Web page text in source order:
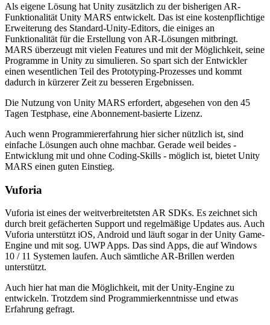
Als eigene Lösung hat Unity zusätzlich zu der bisherigen AR-
Funktionalität Unity MARS entwickelt. Das ist eine kostenpflichtige
Erweiterung des Standard-Unity-Editors, die einiges an
Funktionalität für die Erstellung von AR-Lösungen mitbringt.
MARS überzeugt mit vielen Features und mit der Möglichkeit, seine
Programme in Unity zu simulieren. So spart sich der Entwickler
einen wesentlichen Teil des Prototyping-Prozesses und kommt
dadurch in kürzerer Zeit zu besseren Ergebnissen.
Die Nutzung von Unity MARS erfordert, abgesehen von den 45
Tagen Testphase, eine Abonnement-basierte Lizenz.
Auch wenn Programmiererfahrung hier sicher nützlich ist, sind
einfache Lösungen auch ohne machbar. Gerade weil beides -
Entwicklung mit und ohne Coding-Skills - möglich ist, bietet Unity
MARS einen guten Einstieg.
Vuforia
Vuforia ist eines der weitverbreitetsten AR SDKs. Es zeichnet sich
durch breit gefächerten Support und regelmäßige Updates aus. Auch
Vuforia unterstützt iOS, Android und läuft sogar in der Unity Game-
Engine und mit sog. UWP Apps. Das sind Apps, die auf Windows
10 / 11 Systemen laufen. Auch sämtliche AR-Brillen werden
unterstützt.
Auch hier hat man die Möglichkeit, mit der Unity-Engine zu
entwickeln. Trotzdem sind Programmierkenntnisse und etwas
Erfahrung gefragt.